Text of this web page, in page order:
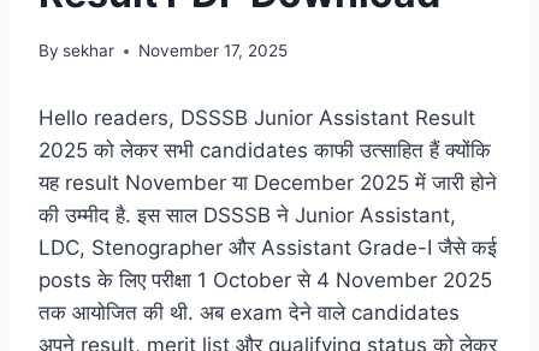
By sekhar November 17, 2025
Hello readers, DSSSB Junior Assistant Result
2025 को लेकर सभी candidates काफी उत्साहित हैं क्योंकि
यह result November या December 2025 में जारी होने
की उम्मीद है. इस साल DSSSB ने Junior Assistant,
LDC, Stenographer और Assistant Grade-I जैसे कई
posts के लिए परीक्षा 1 October से 4 November 2025
तक आयोजित की थी. अब exam देने वाले candidates
अपने result, merit list और qualifying status को लेकर